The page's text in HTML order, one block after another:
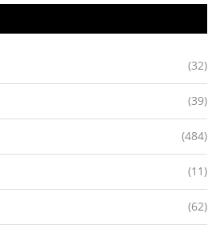
(32)
(39)
(484)
(11)
(62)